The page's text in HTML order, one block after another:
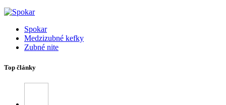
Spokar
Medzizubné kefky
Zubné nite
Top články